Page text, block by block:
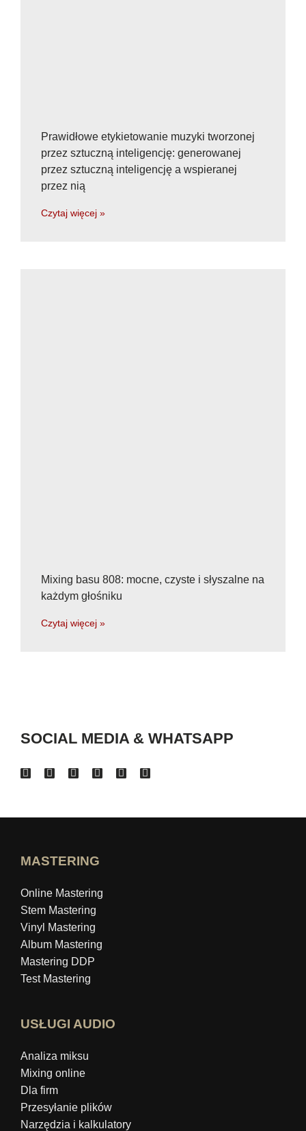
Prawidłowe etykietowanie muzyki tworzonej
przez sztuczną inteligencję: generowanej
przez sztuczną inteligencję a wspieranej
przez nią
Czytaj więcej »
Mixing basu 808: mocne, czyste i słyszalne na
każdym głośniku
Czytaj więcej »
SOCIAL MEDIA & WHATSAPP
MASTERING
Online Mastering
Stem Mastering
Vinyl Mastering
Album Mastering
Mastering DDP
Test Mastering
USŁUGI AUDIO
Analiza miksu
Mixing online
Dla firm
Przesyłanie plików
Narzędzia i kalkulatory